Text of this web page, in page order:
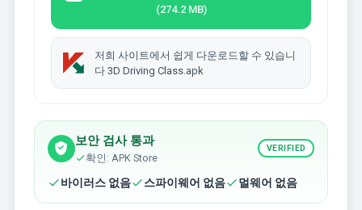
(274.2 MB)
저희 사이트에서 쉽게 다운로드할 수 있습니
다 3D Driving Class.apk
보안 검사 통과
확인: APK Store
VERIFIED
바이러스 없음 스파이웨어 없음 멀웨어 없음